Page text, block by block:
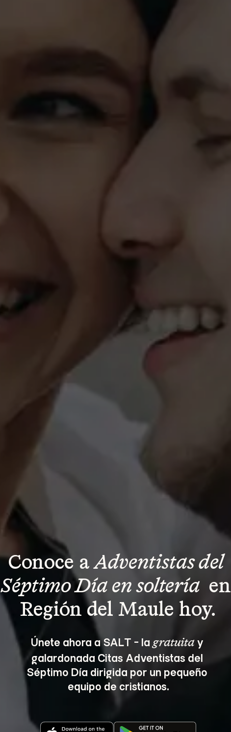
Conoce a Adventistas del
Séptimo Día en soltería en
Región del Maule hoy.
Únete ahora a SALT - la gratuita y
galardonada Citas Adventistas del
Séptimo Día dirigida por un pequeño
equipo de cristianos.